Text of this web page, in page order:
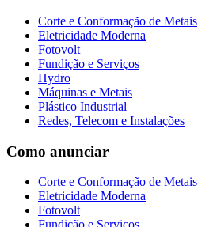
Corte e Conformação de Metais
Eletricidade Moderna
Fotovolt
Fundição e Serviços
Hydro
Máquinas e Metais
Plástico Industrial
Redes, Telecom e Instalações
Como anunciar
Corte e Conformação de Metais
Eletricidade Moderna
Fotovolt